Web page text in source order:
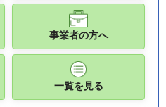
事業者の方へ
一覧を見る